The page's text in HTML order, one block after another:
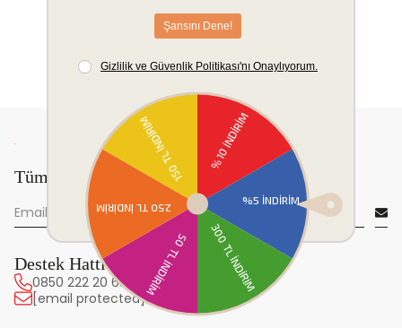
Tüm yeniliklerden önce sen haberdar ol!
Destek Hattı
0850 222 20 63
[email protected]